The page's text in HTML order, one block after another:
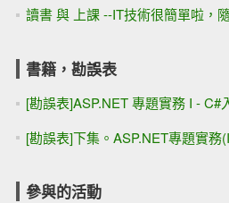
讀書 與 上課 --IT技術很簡單啦，
書籍，勘誤表
[勘誤表]ASP.NET 專題實務 I - C#
[勘誤表]下集。ASP.NET專題實務
參與的活動